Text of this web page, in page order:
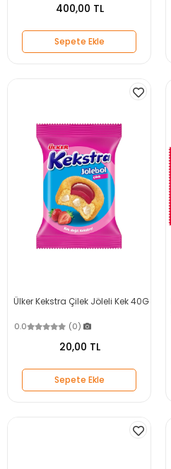
400,00 TL
Sepete Ekle
Ülker Kekstra Çilek Jöleli Kek 40G
0.0 (0)
20,00 TL
Sepete Ekle